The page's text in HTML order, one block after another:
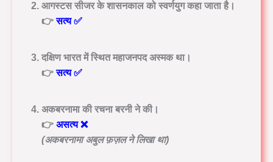
आगस्टस सीजर के शासनकाल को स्वर्णयुग कहा जाता है।
👉सत्य ✅
दक्षिण भारत में स्थित महाजनपद अस्मक था।
👉सत्य ✅
अकबरनामा की रचना बरनी ने की।
👉 असत्य ❌
(अकबरनामा अबुल फ़ज़ल ने लिखा था)